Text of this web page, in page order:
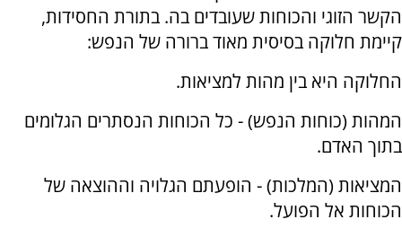
הקשר הזוגי והכוחות שעובדים בה. בתורת החסידות,
קיימת חלוקה בסיסית מאוד ברורה של הנפש:
החלוקה היא בין מהות למציאות.
המהות (כוחות הנפש) - כל הכוחות הנסתרים הגלומים
בתוך האדם.
המציאות (המלכות) - הופעתם הגלויה וההוצאה של
הכוחות אל הפועל.